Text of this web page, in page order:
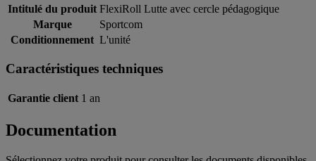
Intitulé du produit FlexiRoll Lutte avec cercle pédagogique
Marque
Sportcom
Conditionnement L'unité
Caractéristiques techniques
Garantie client 1 an
Documentation